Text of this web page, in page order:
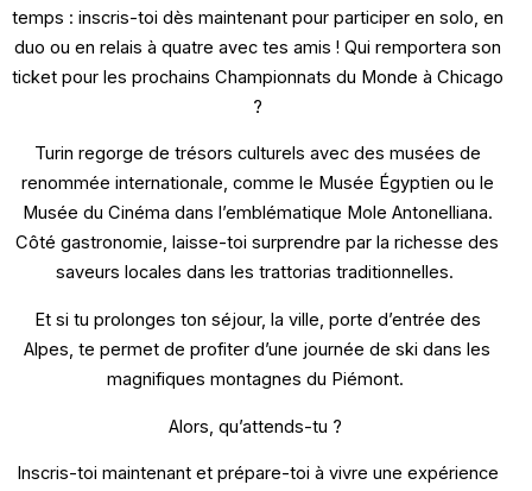
temps : inscris-toi dès maintenant pour participer en solo, en
duo ou en relais à quatre avec tes amis ! Qui remportera son
ticket pour les prochains Championnats du Monde à Chicago
?
Turin regorge de trésors culturels avec des musées de
renommée internationale, comme le Musée Égyptien ou le
Musée du Cinéma dans l’emblématique Mole Antonelliana.
Côté gastronomie, laisse-toi surprendre par la richesse des
saveurs locales dans les trattorias traditionnelles.
Et si tu prolonges ton séjour, la ville, porte d’entrée des
Alpes, te permet de profiter d’une journée de ski dans les
magnifiques montagnes du Piémont.
Alors, qu’attends-tu ?
Inscris-toi maintenant et prépare-toi à vivre une expérience